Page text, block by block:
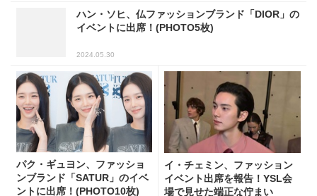
ハン・ソヒ、仏ファッションブランド「DIOR」の
イベントに出席！(PHOTO5枚)
2024.05.30
パク・ギュヨン、ファッショ
ンブランド「SATUR」のイベ
ントに出席！(PHOTO10枚)
イ・チェミン、ファッション
イベント出席を報告！YSL会
場で見せた端正な佇まい